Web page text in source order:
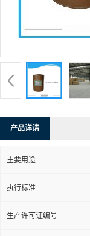
产品详请
主要用途
执行标准
生产许可证编号